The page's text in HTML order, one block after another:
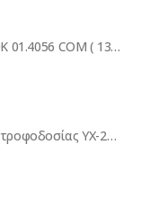
Λάμπα GU10 LED 7W 4000K 01.4056 COM ( 13280 )
POWERTECH αντάπτορας τροφοδοσίας YX-22, USB-C σε Lenovo 4x1.7mm, μαύρος